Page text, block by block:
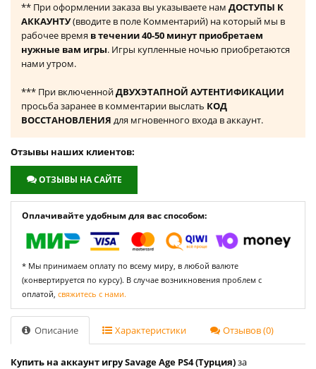
** При оформлении заказа вы указываете нам ДОСТУПЫ К
АККАУНТУ(вводите в поле Комментарий) на который мы в
рабочее время в течении 40-50 минут приобретаем
нужные вам игры. Игры купленные ночью приобретаются
нами утром.
*** При включеннойДВУХЭТАПНОЙ АУТЕНТИФИКАЦИИ
просьба заранее в комментарии выслать КОД
ВОССТАНОВЛЕНИЯ для мгновенного входа в аккаунт.
Отзывы наших клиентов:
ОТЗЫВЫ НА САЙТЕ
Оплачивайте удобным для вас способом:
* Мы принимаем оплату по всему миру, в любой валюте
(конвертируется по курсу). В случае возникновения проблем с
оплатой, свяжитесь с нами.
Описание Характеристики Отзывов (0)
Купить на аккаунт игру Savage Age PS4 (Турция)за